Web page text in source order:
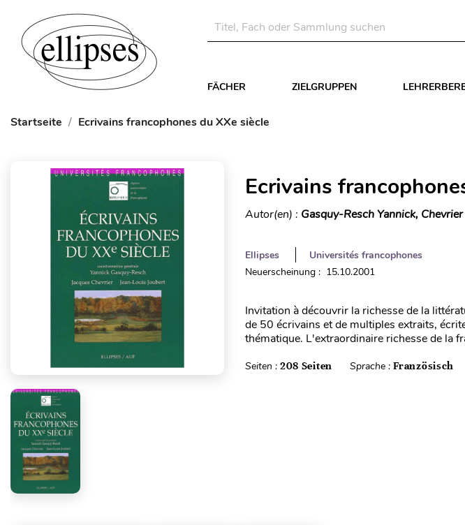
FÄCHER ZIELGRUPPEN
Startseite Ecrivains francophones du XXe siècle
Ecrivains
Autor(en) : Gasquy-Resch Yannick, Chevrier
Ellipses
Universités francophones
Neuerscheinung : 15.10.2001
Invitation à découvrir la richesse de la
de 50 écrivains et de multiples extraits,
thématique. L'extraordinaire richesse de la
Seiten : 208 Seiten Sprache :Französisch